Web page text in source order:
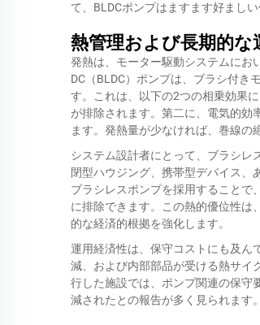
て、BLDCポンプはますます好ましい
熱管理および長期的な
発熱は、モーター駆動システムにお
DC（BLDC）ポンプは、ブラシ付き
す。これは、以下の2つの相乗効果
が排除されます。第二に、電気的効
ます。発熱量が少なければ、巻線の
システム設計者にとって、ブラシレ
閉型ハウジング、携帯型デバイス、
ブラシレスポンプを採用することで
に排除できます。この熱的優位性は
的な経済的根拠を強化します。
運用経済性は、保守コストにも及ん
減、および内部部品が受ける熱サイ
行した施設では、ポンプ関連の保守
減されたとの報告が多く見られます。